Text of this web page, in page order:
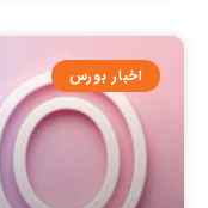
اخبار بورس